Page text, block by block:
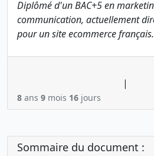
Diplômé d'un BAC+5 en
communication, actuellement
pour un site ecommerce français.
|
8 ans 9 mois 16 jours
Sommaire du document :